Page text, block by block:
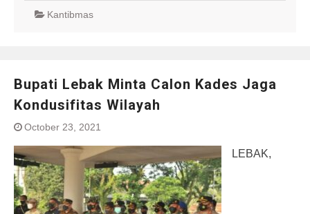
Kantibmas
Bupati Lebak Minta Calon Kades Jaga
Kondusifitas Wilayah
October 23, 2021
LEBAK,